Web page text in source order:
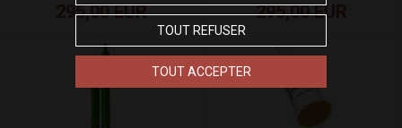
295,00 EUR 295,00 EUR
TOUT REFUSER
TOUT ACCEPTER